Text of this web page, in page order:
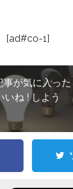
[ad#co-1]
事が気に入った
いね ! しよう